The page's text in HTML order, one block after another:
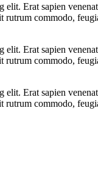
elit. Erat sapien
commodo,
elit. Erat sapien
commodo,
elit. Erat sapien
commodo,